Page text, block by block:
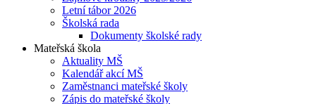
Letní tábor 2026
Školská rada
Dokumenty školské rady
Mateřská škola
Aktuality MŠ
Kalendář akcí MŠ
Zaměstnanci mateřské školy
Zápis do mateřské školy